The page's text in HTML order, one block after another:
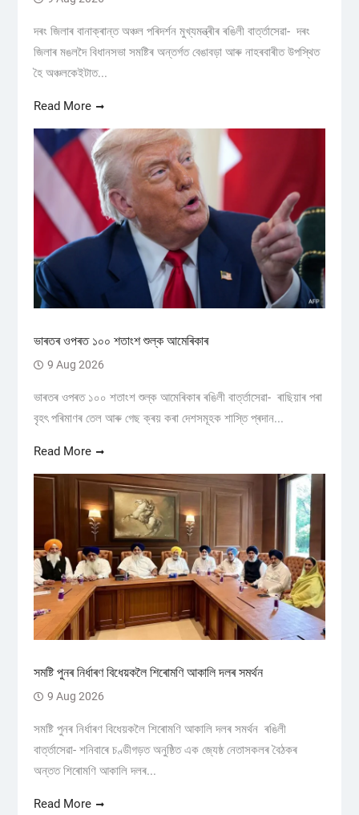
দৰং জিলাৰ বানাক্ৰান্ত অঞ্চল পৰিদৰ্শন মুখ্যমন্ত্ৰীৰ ৰঙিলী বাৰ্ত্তাসেৱা- দৰং
জিলাৰ মঙলদৈ বিধানসভা সমষ্টিৰ অন্তৰ্গত বেঙাবড়া আৰু নাহৰবাৰীত উপস্থিত
হৈ অঞ্চলকেইটাত...
Read More
ভাৰতৰ ওপৰত ১০০ শতাংশ শুল্ক আমেৰিকাৰ
9 Aug 2026
ভাৰতৰ ওপৰত ১০০ শতাংশ শুল্ক আমেৰিকাৰ ৰঙিলী বাৰ্ত্তাসেৱা- ৰাছিয়াৰ পৰা
বৃহৎ পৰিমাণৰ তেল আৰু গেছ ক্ৰয় কৰা দেশসমূহক শাস্তি প্ৰদান...
Read More
সমষ্টি পুনৰ নিৰ্ধাৰণ বিধেয়কলৈ শিৰোমণি আকালি দলৰ সমর্থন
9 Aug 2026
সমষ্টি পুনৰ নিৰ্ধাৰণ বিধেয়কলৈ শিৰোমণি আকালি দলৰ সমর্থন ৰঙিলী
বাৰ্ত্তাসেৱা- শনিবাৰে চণ্ডীগড়ত অনুষ্ঠিত এক জ্যেষ্ঠ নেতাসকলৰ বৈঠকৰ
অন্তত শিৰোমণি আকালি দলৰ...
Read More